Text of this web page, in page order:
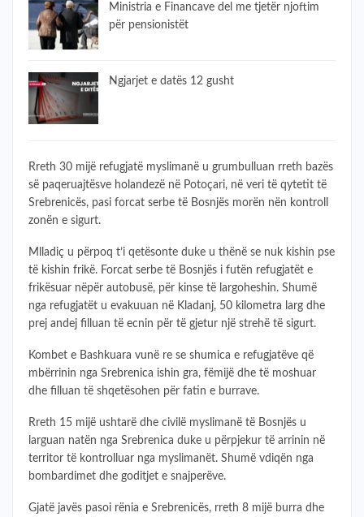
Ministria e Financave del me tjetër njoftim
për pensionistët
​Ngjarjet e datës 12 gusht
Rreth 30 mijë refugjatë myslimanë u grumbulluan rreth bazës
së paqeruajtësve holandezë në Potoçari, në veri të qytetit të
Srebrenicës, pasi forcat serbe të Bosnjës morën nën kontroll
zonën e sigurt.
Mlladiç u përpoq t’i qetësonte duke u thënë se nuk kishin pse
të kishin frikë. Forcat serbe të Bosnjës i futën refugjatët e
frikësuar nëpër autobusë, për kinse të largoheshin. Shumë
nga refugjatët u evakuuan në Kladanj, 50 kilometra larg dhe
prej andej filluan të ecnin për të gjetur një strehë të sigurt.
Kombet e Bashkuara vunë re se shumica e refugjatëve që
mbërrinin nga Srebrenica ishin gra, fëmijë dhe të moshuar
dhe filluan të shqetësohen për fatin e burrave.
Rreth 15 mijë ushtarë dhe civilë myslimanë të Bosnjës u
larguan natën nga Srebrenica duke u përpjekur të arrinin në
territor të kontrolluar nga myslimanët. Shumë vdiqën nga
bombardimet dhe goditjet e snajperëve.
Gjatë javës pasoi rënia e Srebrenicës, rreth 8 mijë burra dhe